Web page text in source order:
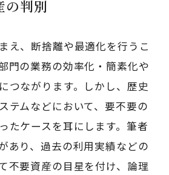
の判別
え、断捨離や最適化を行うこ
門の業務の効率化・簡素化や
つながります。しかし、歴史
テムなどにおいて、要不要の
たケースを耳にします。筆者
あり、過去の利用実績などの
不要資産の目星を付け、論理